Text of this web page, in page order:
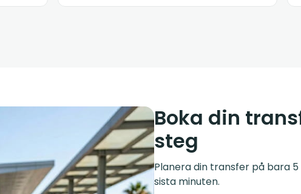
Boka din
steg
Planera din transfer på bara
sista minuten.